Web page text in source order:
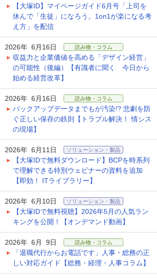
【大塚ID】マイページガイド6月号「上司を
休んで「生徒」になろう。1on1が楽になる考
え方」を配信
2026年 6月16日 読み物・コラム
収益力と企業価値を高める「デザイン経営」
の可能性（後編）【有識者に聞く 今日から
始める経営改革】
2026年 6月16日 読み物・コラム
バックアップデータまでもが汚染!? 悲劇を防
ぐ正しい保存の鉄則【トラブル解決！ 情シス
の現場】
2026年 6月11日 ソリューション・製品
【大塚IDで無料ダウンロード】BCPを時系列
で理解できる特別ウェビナーの資料を追加
【即効！ ITライブラリー】
2026年 6月10日 ソリューション・製品
【大塚IDで無料視聴】2026年5月の人気ラン
キングを公開！【オンデマンド動画】
2026年 6月 9日 読み物・コラム
「退職代行からお電話です」人事・総務の正
しい対応ガイド【総務・経理・人事コラム】